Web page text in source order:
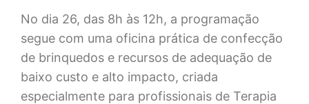
No dia 26, das 8h às 12h, a programação
segue com uma oficina prática de confecção
de brinquedos e recursos de adequação de
baixo custo e alto impacto, criada
especialmente para profissionais de Terapia